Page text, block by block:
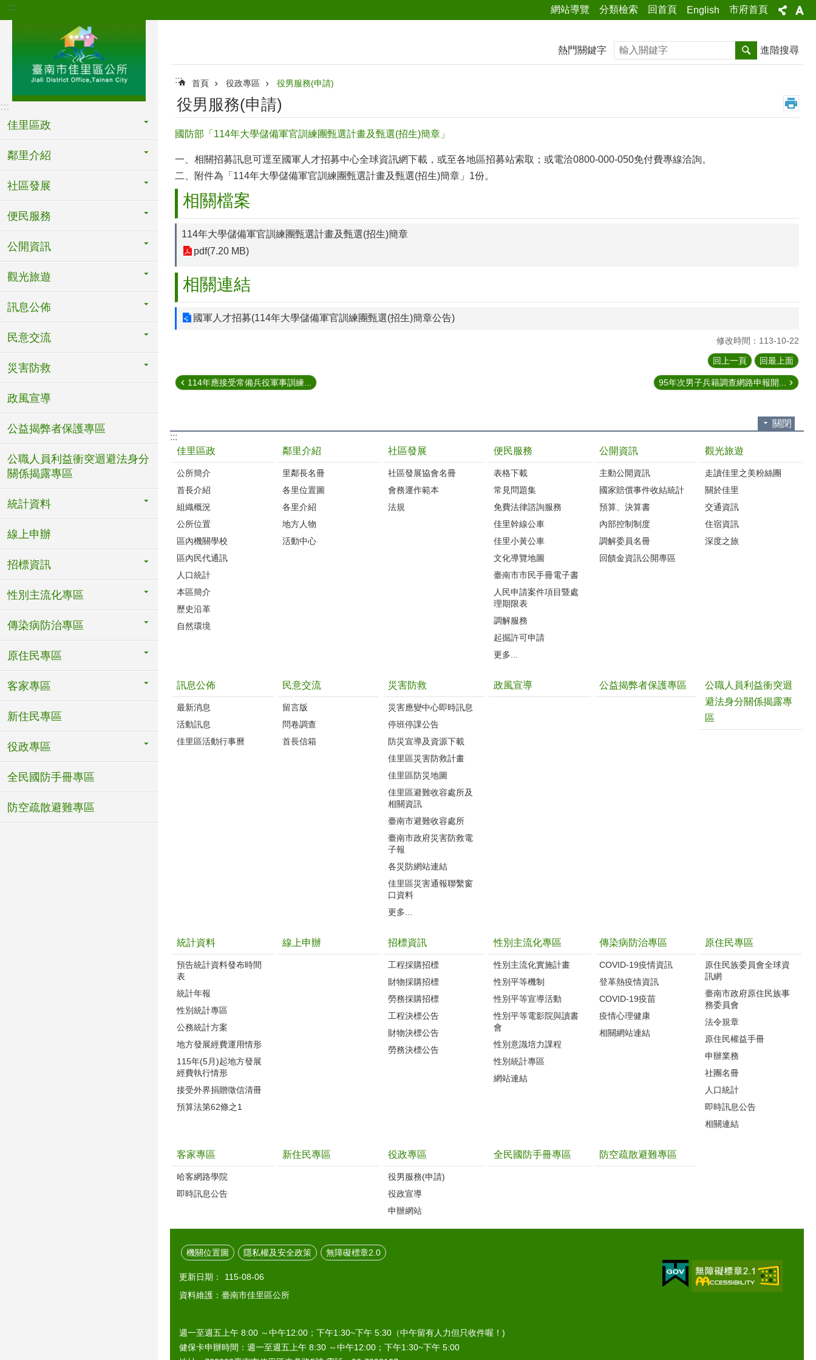
跳到主要內容區塊
::: 網站導覽 分類檢索 回首頁 English 市府首頁
:::
佳里區政
鄰里介紹
社區發展
便民服務
公開資訊
觀光旅遊
訊息公佈
民意交流
災害防救
政風宣導
公益揭弊者保護專區
公職人員利益衝突迴避法身分
關係揭露專區
統計資料
線上申辦
招標資訊
性別主流化專區
傳染病防治專區
原住民專區
客家專區
新住民專區
役政專區
全民國防手冊專區
防空疏散避難專區
熱門關鍵字 搜尋 進階搜尋
::: 首頁 役政專區 役男服務(申請)
役男服務(申請)
國防部「114年大學儲備軍官訓練團甄選計畫及甄選(招生)簡章」
一、相關招募訊息可逕至國軍人才招募中心全球資訊網下載，或至各地區招募站索取；或電洽0800-000-050免付費專線洽詢。
二、附件為「114年大學儲備軍官訓練團甄選計畫及甄選(招生)簡章」1份。
相關檔案
114年大學儲備軍官訓練團甄選計畫及甄選(招生)簡章
pdf(7.20 MB)
相關連結
國軍人才招募(114年大學儲備軍官訓練團甄選(招生)簡章公告)
修改時間：113-10-22
回上一頁 回最上面
114年應接受常備兵役軍事訓練... 95年次男子兵籍調查網路申報開...
關閉
:::
佳里區政
公所簡介
首長介紹
組織概況
公所位置
區內機關學校
區內民代通訊
人口統計
本區簡介
歷史沿革
自然環境
鄰里介紹
里鄰長名冊
各里位置圖
各里介紹
地方人物
活動中心
社區發展
社區發展協會名冊
會務運作範本
法規
便民服務
表格下載
常見問題集
免費法律諮詢服務
佳里幹線公車
佳里小黃公車
文化導覽地圖
臺南市市民手冊電子書
人民申請案件項目暨處
理期限表
調解服務
起掘許可申請
更多...
公開資訊
主動公開資訊
國家賠償事件收結統計
預算、決算書
內部控制制度
調解委員名冊
回饋金資訊公開專區
觀光旅遊
走讀佳里之美粉絲團
關於佳里
交通資訊
住宿資訊
深度之旅
訊息公佈
最新消息
活動訊息
佳里區活動行事曆
民意交流
留言版
問卷調查
首長信箱
災害防救
災害應變中心即時訊息
停班停課公告
防災宣導及資源下載
佳里區災害防救計畫
佳里區防災地圖
佳里區避難收容處所及
相關資訊
臺南市避難收容處所
臺南市政府災害防救電
子報
各災防網站連結
佳里區災害通報聯繫窗
口資料
更多...
政風宣導 公益揭弊者保護專區
公職人員利益衝突迴
避法身分關係揭露專
區
統計資料
預告統計資料發布時間
表
統計年報
性別統計專區
公務統計方案
地方發展經費運用情形
115年(5月)起地方發展
經費執行情形
接受外界捐贈徵信清冊
預算法第62條之1
線上申辦 招標資訊
工程採購招標
財物採購招標
勞務採購招標
工程決標公告
財物決標公告
勞務決標公告
性別主流化專區
性別主流化實施計畫
性別平等機制
性別平等宣導活動
性別平等電影院與讀書
會
性別意識培力課程
性別統計專區
網站連結
傳染病防治專區
COVID-19疫情資訊
登革熱疫情資訊
COVID-19疫苗
疫情心理健康
相關網站連結
原住民專區
原住民族委員會全球資
訊網
臺南市政府原住民族事
務委員會
法令規章
原住民權益手冊
申辦業務
社團名冊
人口統計
即時訊息公告
相關連結
客家專區
哈客網路學院
即時訊息公告
新住民專區 役政專區
役男服務(申請)
役政宣導
申辦網站
全民國防手冊專區 防空疏散避難專區
機關位置圖 隱私權及安全政策 無障礙標章2.0
更新日期：
115-08-06
資料維護：臺南市佳里區公所
週一至週五上午 8:00 ～中午12:00；下午1:30~下午 5:30（中午留有人力但只收件喔！)
健保卡申辦時間：週一至週五上午 8:30 ～中午12:00；下午1:30~下午 5:00